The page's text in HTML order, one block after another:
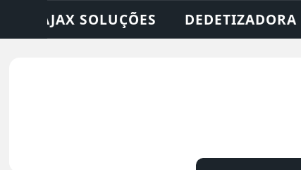
• DESENTUPIDORA • LIMPEZA DE